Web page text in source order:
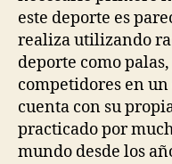
este deporte es
realiza utilizando
deporte como
competidores en
cuenta con su
practicado por
mundo desde los